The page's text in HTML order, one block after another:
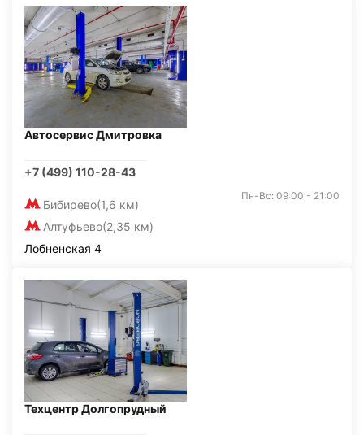
Автосервис Дмитровка
+7 (499) 110-28-43
Бибирево(1,6 км)
Алтуфьево(2,35 км)
Пн-Вс: 09:00 - 21:00
Лобненская 4
Техцентр Долгопрудный